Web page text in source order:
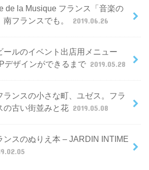
de la Musique フランス「音楽の
南フランスでも。
2019.06.26
ールのイベント出店用メニュー
デザインができるまで 2019.05.28
ランスの小さな町、ユゼス。フラ
の古い街並みと花 2019.05.08
ンスのぬりえ本 – JARDIN INTIME